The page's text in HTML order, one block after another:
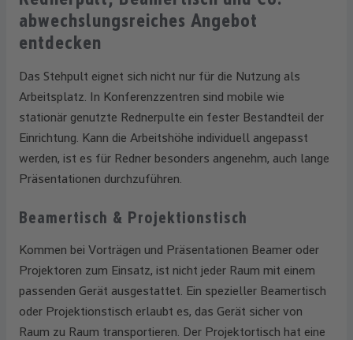
abwechslungsreiches Angebot
entdecken
Das Stehpult eignet sich nicht nur für die Nutzung als
Arbeitsplatz. In Konferenzzentren sind mobile wie
stationär genutzte Rednerpulte ein fester Bestandteil der
Einrichtung. Kann die Arbeitshöhe individuell angepasst
werden, ist es für Redner besonders angenehm, auch lange
Präsentationen durchzuführen.
Beamertisch & Projektionstisch
Kommen bei Vorträgen und Präsentationen Beamer oder
Projektoren zum Einsatz, ist nicht jeder Raum mit einem
passenden Gerät ausgestattet. Ein spezieller Beamertisch
oder Projektionstisch erlaubt es, das Gerät sicher von
Raum zu Raum transportieren. Der Projektortisch hat eine